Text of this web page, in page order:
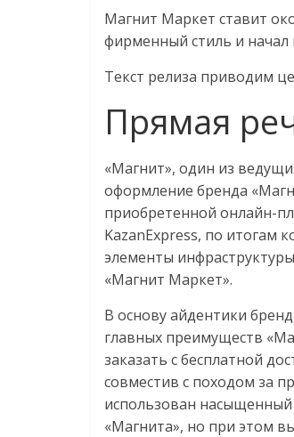
соцсетях.
Нам
важно,
как
как
Сеть
меняет
жизнь
людей
обсудить
эти
изменения
читателем.
Магнит Маркет ставит
фирменный стиль и начал
Текст релиза приводим
Прямая
«Магнит», один из
оформление бренда
приобретенной онлайн-
KazanExpress, по итогам
элементы
«Магнит Маркет».
В основу айдентики
главных преимуществ
заказать с бесплатной
совместив с походом за
использован
«Магнита», но при этом